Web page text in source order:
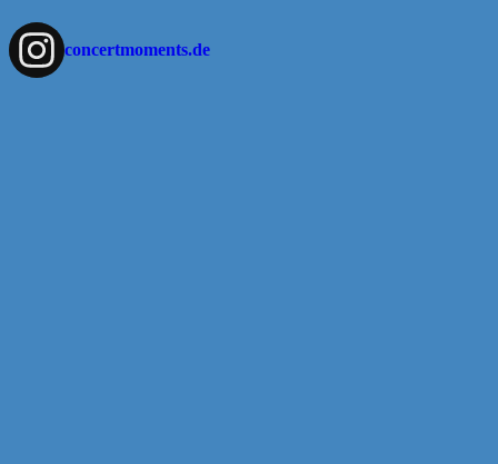
concertmoments.de